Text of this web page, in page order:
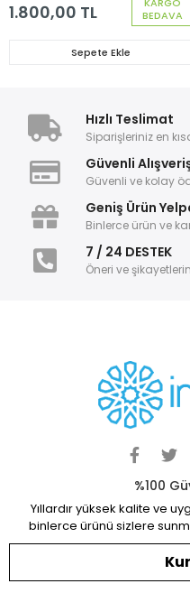
KARGO
BEDAVA
1.800,00 TL
Sepete Ekle
Hızlı Teslimat
Siparişleriniz en
Güvenli
Güvenli ve kolay
Geniş Ürün
Binlerce ürün ve
7 / 24 DESTEK
Öneri ve
%100
Yıllardır yüksek kalite ve
binlerce ürünü sizlere